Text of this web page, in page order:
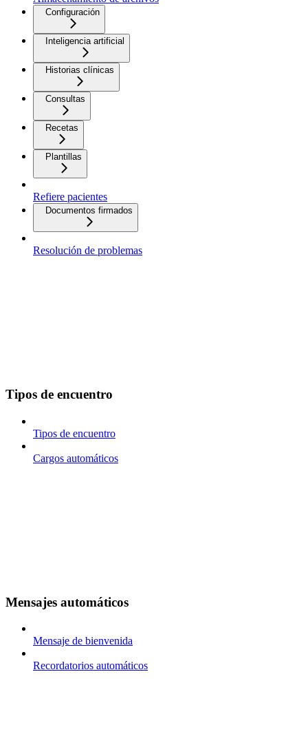
Configuración
Inteligencia artificial
Historias clínicas
Consultas
Recetas
Plantillas
Refiere pacientes
Documentos firmados
Resolución de problemas
Tipos de encuentro
Tipos de encuentro
Cargos automáticos
Mensajes automáticos
Mensaje de bienvenida
Recordatorios automáticos